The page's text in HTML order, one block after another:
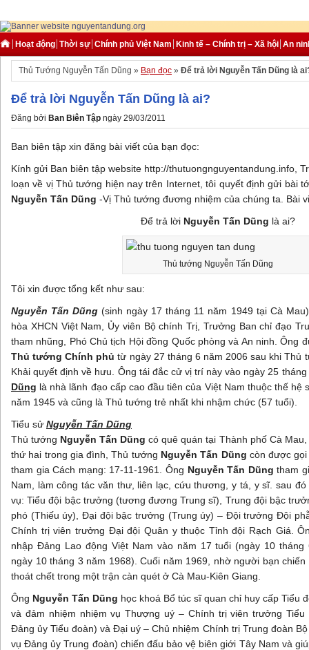
Hoạt động Thời sự Chính phủ Việt Nam Kinh tế – Chính trị – Xã hội An
Thủ Tướng Nguyễn Tấn Dũng » Bạn đọc » Để trả lời Nguyễn Tấn Dũng là
Để trả lời Nguyễn Tấn Dũng là ai?
Đăng bởi Ban Biên Tập ngày 29/03/2011
Ban biên tập xin đăng bài viết của bạn đọc:
Kính gửi Ban biên tập website http://thutuongnguyentandung.info,
loạn về vị Thủ tướng hiện nay trên Internet, tôi quyết định gửi bài
Nguyễn Tấn Dũng -Vị Thủ tướng đương nhiệm của chúng ta. Bài
Để trả lời Nguyễn Tấn Dũng là ai?
Thủ tướng Nguyễn Tấn Dũng
Tôi xin được tổng kết như sau:
Nguyễn Tấn Dũng (sinh ngày 17 tháng 11 năm 1949 tại Cà
hòa XHCN Việt Nam, Ủy viên Bộ chính Trị, Trưởng Ban chỉ đạo
tham nhũng, Phó Chủ tịch Hội đồng Quốc phòng và An ninh. Ông
Thủ tướng Chính phủ từ ngày 27 tháng 6 năm 2006 sau khi Thủ
Khải quyết định về hưu. Ông tái đắc cử vị trí này vào ngày 25
Dũng là nhà lãnh đạo cấp cao đầu tiên của Việt Nam thuộc thế hệ
năm 1945 và cũng là Thủ tướng trẻ nhất khi nhậm chức (57 tuổi).
Tiểu sử Nguyễn Tấn Dũng
Thủ tướng Nguyễn Tấn Dũng có quê quán tại Thành phố Cà
thứ hai trong gia đình, Thủ tướng Nguyễn Tấn Dũng còn được
tham gia Cách mạng: 17-11-1961. Ông Nguyễn Tấn Dũng tham
Nam, làm công tác văn thư, liên lạc, cứu thương, y tá, y sĩ. sau
vụ: Tiểu đội bậc trưởng (tương đương Trung sĩ), Trung đội bậc
phó (Thiếu úy), Đại đội bậc trưởng (Trung úy) – Đội trưởng Đội
Chính trị viên trưởng Đại đội Quân y thuộc Tỉnh đội Rạch Giá.
nhập Đảng Lao động Việt Nam vào năm 17 tuổi (ngày 10
ngày 10 tháng 3 năm 1968). Cuối năm 1969, nhờ người bạn
thoát chết trong một trận càn quét ở Cà Mau-Kiên Giang.
Ông Nguyễn Tấn Dũng học khoá Bổ túc sĩ quan chỉ huy cấp Tiểu
và đảm nhiệm nhiệm vụ Thượng uý – Chính trị viên trưởng
Đảng ủy Tiểu đoàn) và Đại uý – Chủ nhiệm Chính trị Trung đoàn
vụ Đảng ủy Trung đoàn) chiến đấu bảo vệ biên giới Tây Nam và